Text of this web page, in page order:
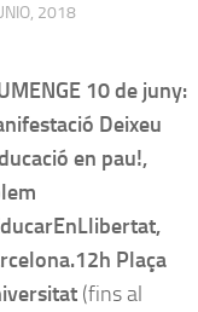
2018
10 de juny:
Deixeu
en pau!,
Plaça
(fins al